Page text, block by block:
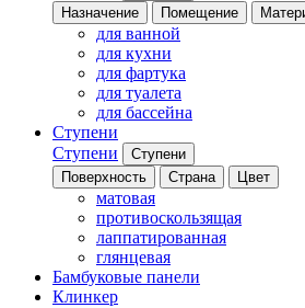
Назначение
Помещение
для ванной
для кухни
для фартука
для туалета
для бассейна
Ступени
Ступени
Ступени
Поверхность
Страна Цвет
матовая
противоскользящая
лаппатированная
глянцевая
Бамбуковые панели
Клинкер